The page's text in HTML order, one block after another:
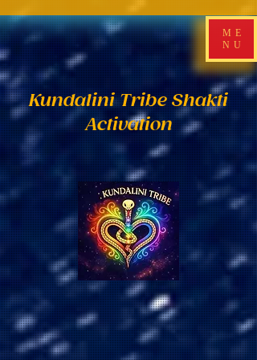
Kundalini Tribe Shakti
Activation
ME
NU